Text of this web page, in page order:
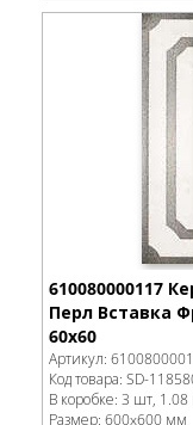
610080000117
Перл Вставка
60x60
Артикул:
Код товара: SD-
В коробке: 3 шт, 1.08
Размер: 600x600 мм